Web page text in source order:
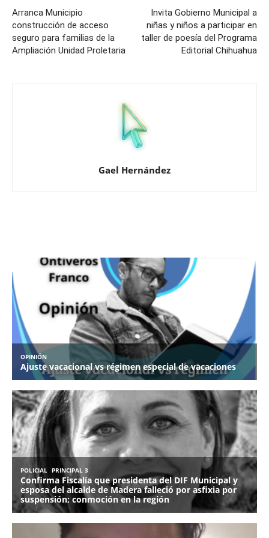
Arranca Municipio
construcción de acceso
seguro para familias de la
Ampliación Unidad Proletaria
Invita Gobierno Municipal a
niñas y niños a participar en
taller de poesía del Programa
Editorial Chihuahua
Gael Hernández